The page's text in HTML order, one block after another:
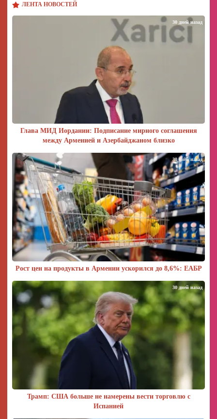
ЛЕНТА НОВОСТЕЙ
Глава МИД Иордании: Подписание мирного соглашения
между Арменией и Азербайджаном близко
30 дней назад
Рост цен на продукты в Армении ускорился до 8,6%: ЕАБР
30 дней назад
Трамп: США больше не намерены вести торговлю с
Испанией
30 дней назад